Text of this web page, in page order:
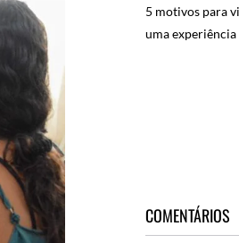
5 motivos para
uma
COMENTÁRIOS